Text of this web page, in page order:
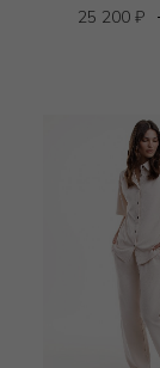
25 200 ₽